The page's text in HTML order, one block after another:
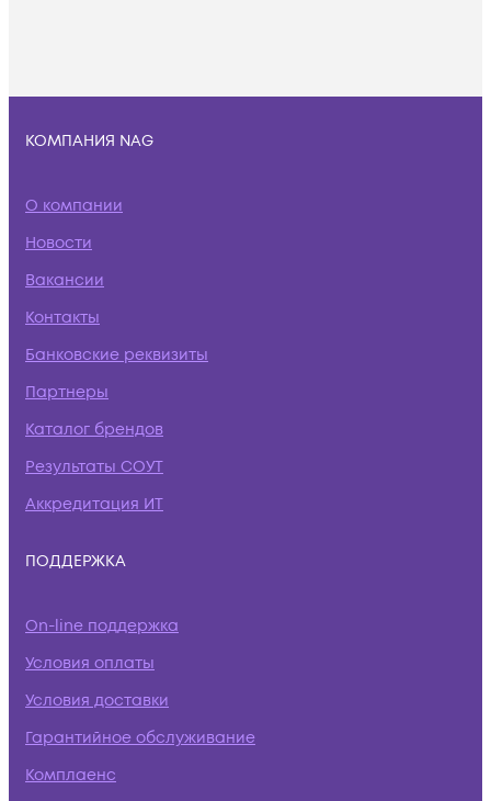
КОМПАНИЯ NAG
О компании
Новости
Вакансии
Контакты
Банковские реквизиты
Партнеры
Каталог брендов
Результаты СОУТ
Аккредитация ИТ
ПОДДЕРЖКА
On-line поддержка
Условия оплаты
Условия доставки
Гарантийное обслуживание
Комплаенс